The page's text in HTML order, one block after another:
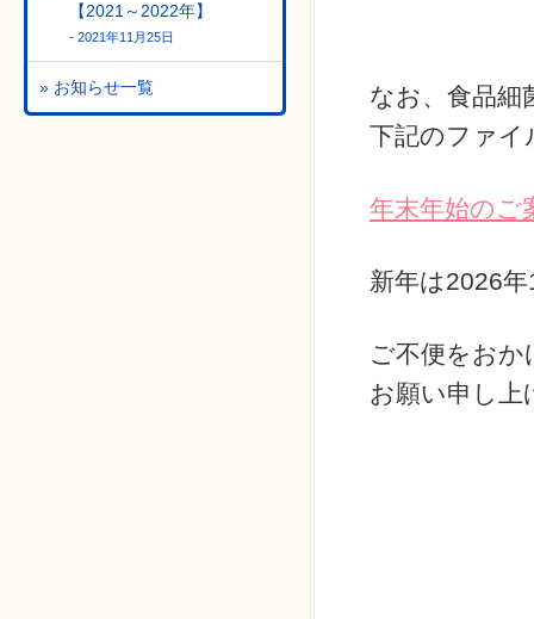
なお、食品細
下記のファイ
年末年始のご
新年は2026
ご不便をお
お願い申し上
【2021～2022年】
- 2021年11月25日
» お知らせ一覧